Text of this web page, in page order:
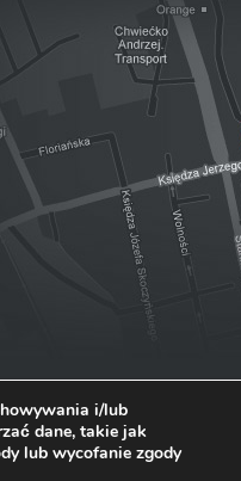
i/lub
dane, takie jak
lub wycofanie zgody